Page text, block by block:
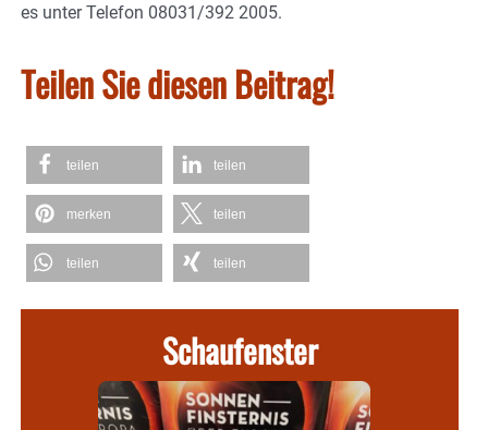
es unter Telefon 08031/392 2005.
Teilen Sie diesen Beitrag!
teilen teilen
merken teilen
teilen teilen
Schaufenster